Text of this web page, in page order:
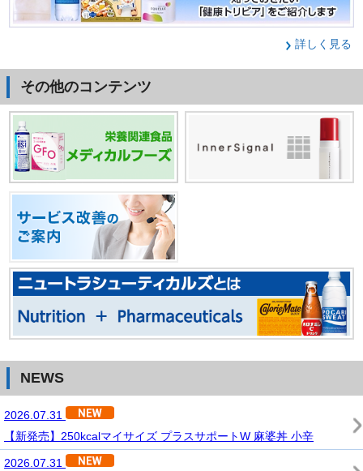
詳しく見る
その他のコンテンツ
NEWS
2026.07.31
【新発売】250kcalマイサイズ プラスサポートW 麻婆丼 小辛
2026.07.31